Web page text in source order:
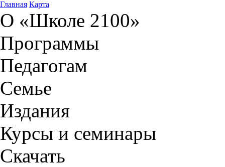
Главная Карта
О «Школе 2100»
Программы
Педагогам
Семье
Издания
Курсы и семинары
Скачать